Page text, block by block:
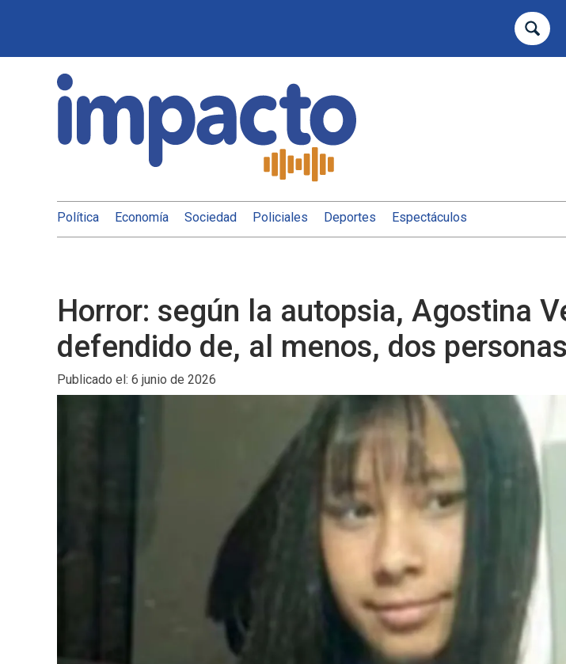
Política Economía Sociedad Policiales Deportes Espectáculos
Horror: según la autopsia, Agostina
defendido de, al menos, dos personas
Publicado el: 6 junio de 2026